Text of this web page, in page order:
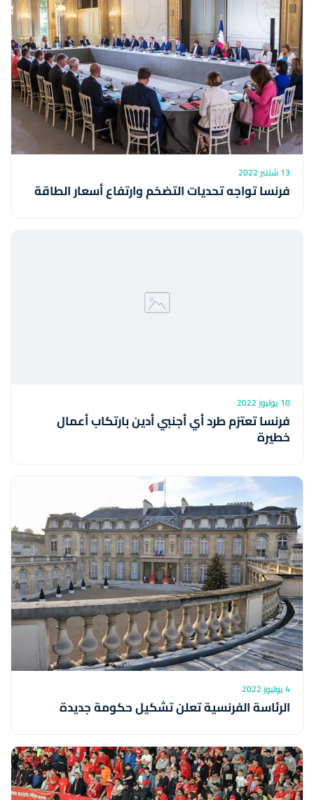
13 شتنبر 2022
فرنسا تواجه تحديات التضخم وارتفاع أسعار الطاقة
10 يوليوز 2022
فرنسا تعتزم طرد أي أجنبي أدين بارتكاب أعمال
خطيرة
4 يوليوز 2022
الرئاسة الفرنسية تعلن تشكيل حكومة جديدة